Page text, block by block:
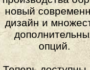
новый
дизайн и
опций.